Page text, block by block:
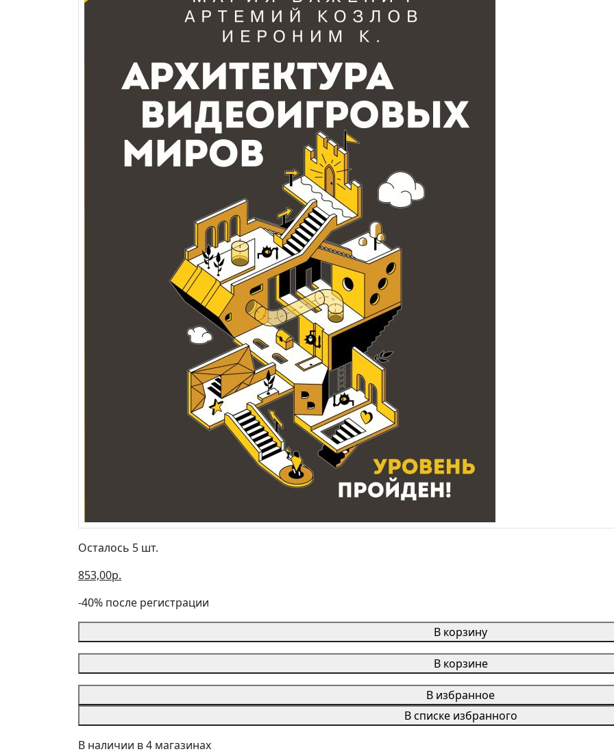
Осталось 5 шт.
853,00р.
-40% после регистрации
В корзину
В корзине
В избранное
В списке избранного
В наличии в 4 магазинах